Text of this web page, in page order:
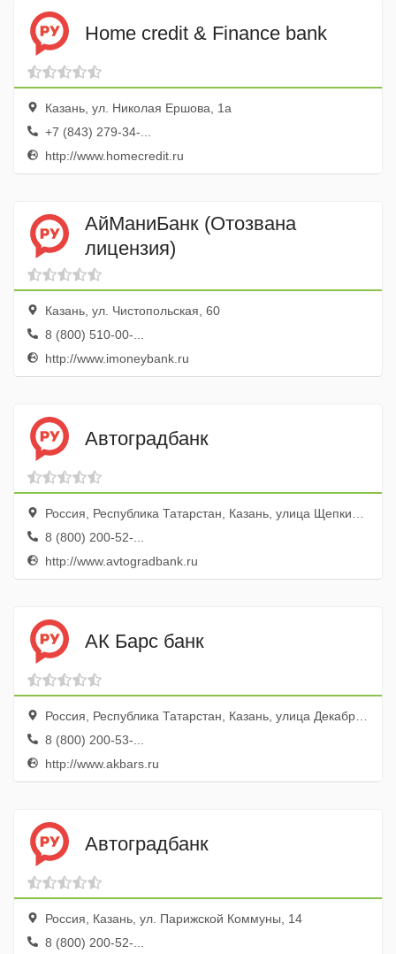
Home credit & Finance bank
Казань, ул. Николая Ершова, 1а
+7 (843) 279-34-...
http://www.homecredit.ru
АйМаниБанк (Отозвана
лицензия)
Казань, ул. Чистопольская, 60
8 (800) 510-00-...
http://www.imoneybank.ru
Автоградбанк
Россия, Республика Татарстан, Казань, улица Щепкина, 2/27
8 (800) 200-52-...
http://www.avtogradbank.ru
АК Барс банк
Россия, Республика Татарстан, Казань, улица Декабристов, 1
8 (800) 200-53-...
http://www.akbars.ru
Автоградбанк
Россия, Казань, ул. Парижской Коммуны, 14
8 (800) 200-52-...